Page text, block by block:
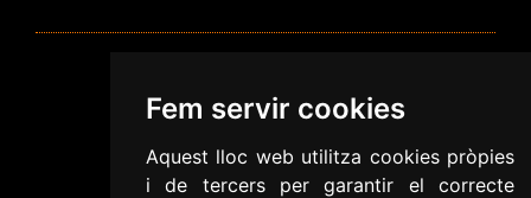
Fem servir cookies
Aquest lloc web utilitza cookies pròpies
i de tercers per garantir el correcte
Configurar cookies
Política de Cookies
Política de privacitat